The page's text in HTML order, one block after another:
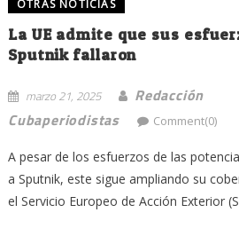
OTRAS NOTICIAS
La UE admite que sus
Sputnik fallaron
marzo 21, 2025
Redacción
Cubaperiodistas
Comment(0)
A pesar de los esfuerzos de las
a Sputnik, este sigue ampliando su
el Servicio Europeo de Acción Exterior